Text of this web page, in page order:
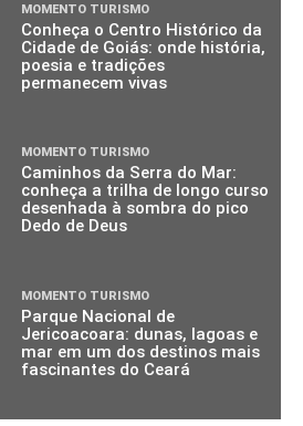
MOMENTO TURISMO
Conheça o Centro Histórico da
Cidade de Goiás: onde história,
poesia e tradições
permanecem vivas
MOMENTO TURISMO
Caminhos da Serra do Mar:
conheça a trilha de longo curso
desenhada à sombra do pico
Dedo de Deus
MOMENTO TURISMO
Parque Nacional de
Jericoacoara: dunas, lagoas e
mar em um dos destinos mais
fascinantes do Ceará